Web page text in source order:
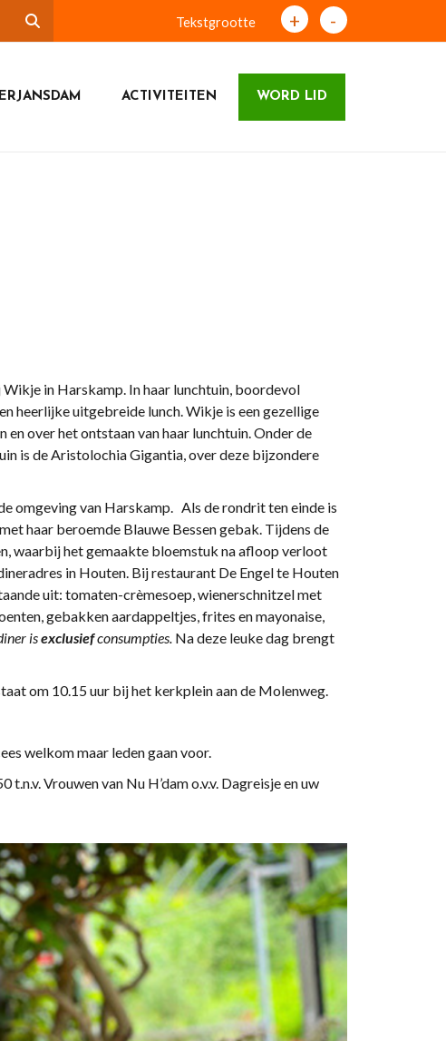
Tekstgrootte + -
ACTIVITEITEN WORD LID
in Harskamp. In haar lunchtuin, boordevol
heerlijke uitgebreide lunch. Wikje is een gezellige
over het ontstaan van haar lunchtuin. Onder de
is de Aristolochia Gigantia, over deze bijzondere
vertellen.
omgeving van Harskamp. Als de rondrit ten einde is
haar beroemde Blauwe Bessen gebak. Tijdens de
waarbij het gemaakte bloemstuk na afloop verloot
in Houten. Bij restaurant De Engel te Houten
uit: tomaten-crèmesoep, wienerschnitzel met
gebakken aardappeltjes, frites en mayonaise,
isexclusiefconsumpties.Na deze leuke dag brengt
om 10.15 uur bij het kerkplein aan de Molenweg.
welkom maar leden gaan voor.
Vrouwen van Nu H’dam o.v.v. Dagreisje en uw